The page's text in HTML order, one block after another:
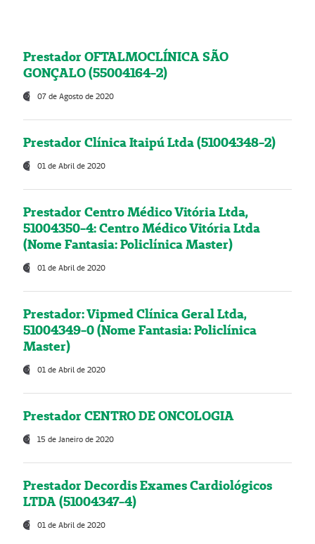
Prestador OFTALMOCLÍNICA SÃO
GONÇALO (55004164-2)
07 de Agosto de 2020
Prestador Clínica Itaipú Ltda (51004348-2)
01 de Abril de 2020
Prestador Centro Médico Vitória Ltda,
51004350-4: Centro Médico Vitória Ltda
(Nome Fantasia: Policlínica Master)
01 de Abril de 2020
Prestador: Vipmed Clínica Geral Ltda,
51004349-0 (Nome Fantasia: Policlínica
Master)
01 de Abril de 2020
Prestador CENTRO DE ONCOLOGIA
15 de Janeiro de 2020
Prestador Decordis Exames Cardiológicos
LTDA (51004347-4)
01 de Abril de 2020